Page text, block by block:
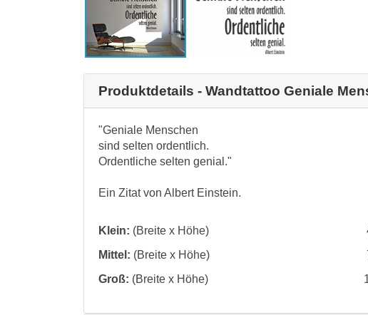
Produktdetails - Wandtattoo Geniale
"Geniale Menschen
sind selten ordentlich.
Ordentliche selten genial."
Ein Zitat von Albert Einstein.
Klein: (Breite x Höhe)
Mittel: (Breite x Höhe)
Groß: (Breite x Höhe)